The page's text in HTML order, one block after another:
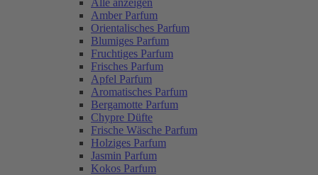
Alle anzeigen
Amber Parfum
Orientalisches Parfum
Blumiges Parfum
Fruchtiges Parfum
Frisches Parfum
Apfel Parfum
Aromatisches Parfum
Bergamotte Parfum
Chypre Düfte
Frische Wäsche Parfum
Holziges Parfum
Jasmin Parfum
Kokos Parfum